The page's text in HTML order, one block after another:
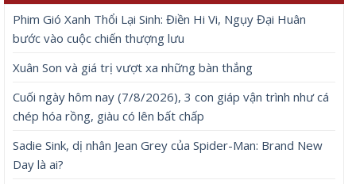
Phim Gió Xanh Thổi Lại Sinh: Điền Hi Vi, Ngụy Đại Huân
bước vào cuộc chiến thượng lưu
Xuân Son và giá trị vượt xa những bàn thắng
Cuối ngày hôm nay (7/8/2026), 3 con giáp vận trình như cá
chép hóa rồng, giàu có lên bất chấp
Sadie Sink, dị nhân Jean Grey của Spider-Man: Brand New
Day là ai?